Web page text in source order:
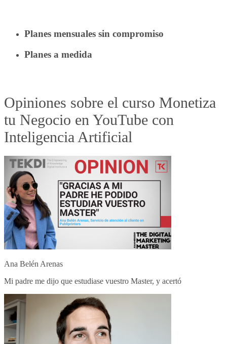
Planes mensuales sin compromiso
Planes a medida
Opiniones sobre el curso Monetiza
tu Negocio en YouTube con
Inteligencia Artificial
Ana Belén Arenas
Mi padre me dijo que estudiase vuestro Master, y acertó